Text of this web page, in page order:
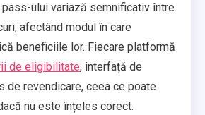
ului variază semnificativ între
afectând modul în care
beneficiile lor. Fiecare platformă
de eligibilitate, interfață de
de revendicare, ceea ce poate
nu este înțeles corect.